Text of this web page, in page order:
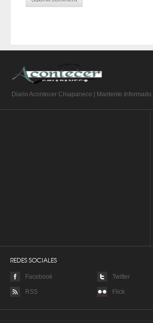
Diario Acontecer Chiapaneco | Mantente Informado.
REDES SOCIALES
Facebook Twitter
RSS Flick